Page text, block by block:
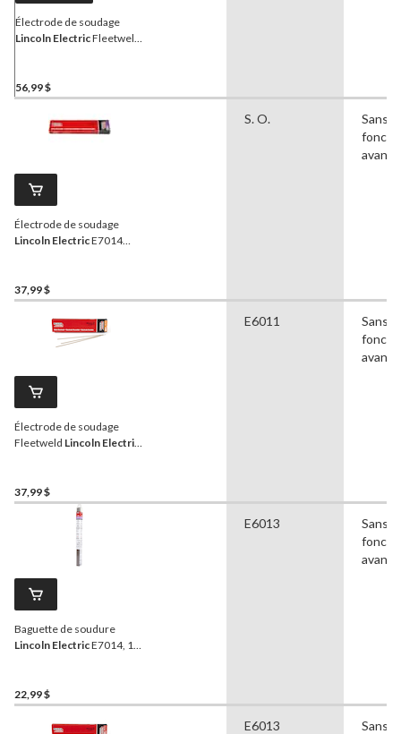
Électrode de soudage
Lincoln ElectricFleetweld
56,99 $
Électrode de soudage
Lincoln ElectricE7014
37,99 $
S. O.
Sans
Électrode de soudage
Fleetweld Lincoln Electric
37,99 $
E6011
Sans
Baguette de soudure
Lincoln ElectricE7014, 1/8
22,99 $
E6013
Sans
E6013
Sans